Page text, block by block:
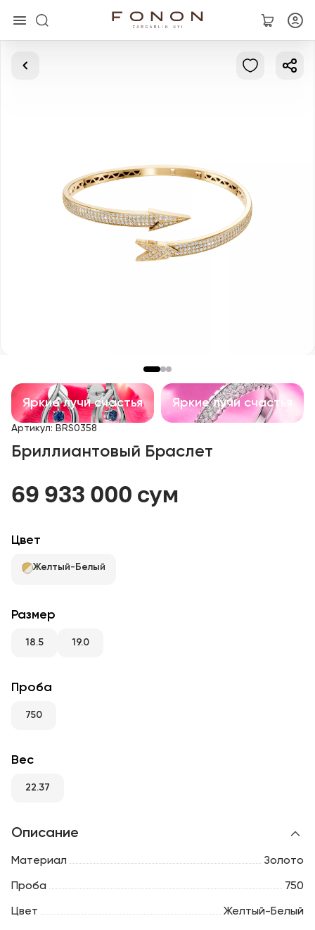
Главная
Браслеты
Аксессуары
Все
RU
Яркие лучи счастья Яркие лучи счастья
Артикул: BRS0358
Бриллиантовый Браслет
69 933 000 сум
Цвет
Желтый-Белый
Размер
18.5 19.0
Проба
750
Вес
22.37
Описание
Материал Золото
Проба 750
Цвет Желтый-Белый